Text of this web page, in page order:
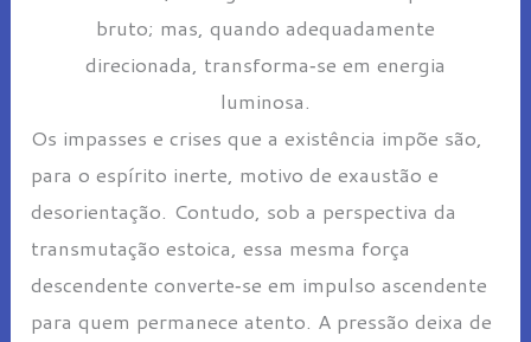
bruto; mas, quando adequadamente
direcionada, transforma‑se em energia
luminosa.
Os impasses e crises que a existência impõe são,
para o espírito inerte, motivo de exaustão e
desorientação. Contudo, sob a perspectiva da
transmutação estoica, essa mesma força
descendente converte‑se em impulso ascendente
para quem permanece atento. A pressão deixa de